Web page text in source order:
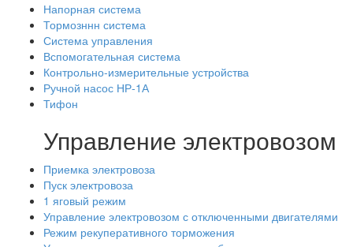
Напорная система
Тормозннн система
Система управления
Вспомогательная система
Контрольно-измерительные устройства
Ручной насос НР-1А
Тифон
Управление электровозом
Приемка электровоза
Пуск электровоза
1 яговый режим
Управление электровозом с отключенными двигателями
Режим рекуперативного торможения